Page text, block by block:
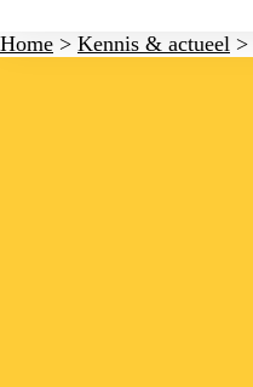
Home > Kennis & actueel >